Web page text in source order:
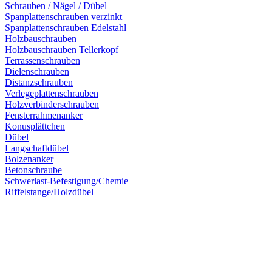
Schrauben / Nägel / Dübel
Spanplattenschrauben verzinkt
Spanplattenschrauben Edelstahl
Holzbauschrauben
Holzbauschrauben Tellerkopf
Terrassenschrauben
Dielenschrauben
Distanzschrauben
Verlegeplattenschrauben
Holzverbinderschrauben
Fensterrahmenanker
Konusplättchen
Dübel
Langschaftdübel
Bolzenanker
Betonschraube
Schwerlast-Befestigung/Chemie
Riffelstange/Holzdübel